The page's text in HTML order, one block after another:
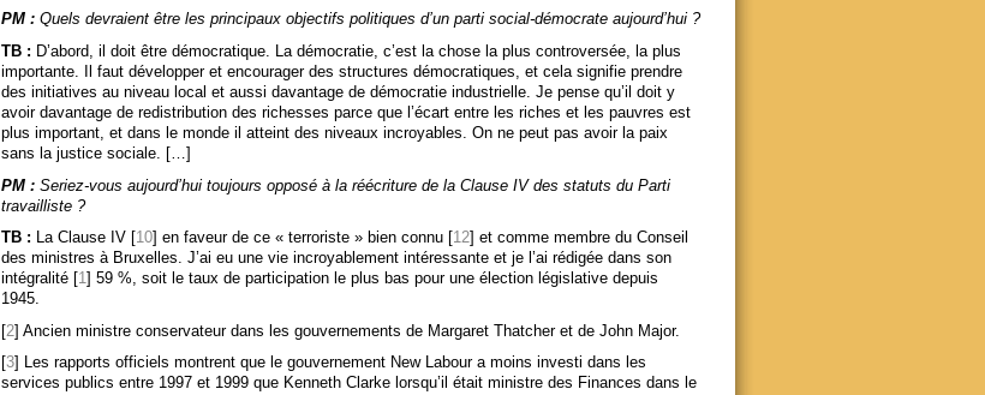
PM :Quels devraient être les principaux objectifs politiques d’un parti social-démocrate aujourd’hui ?
TB : D’abord, il doit être démocratique. La démocratie, c’est la chose la plus controversée, la plus
importante. Il faut développer et encourager des structures démocratiques, et cela signifie prendre
des initiatives au niveau local et aussi davantage de démocratie industrielle. Je pense qu’il doit y
avoir davantage de redistribution des richesses parce que l’écart entre les riches et les pauvres est
plus important, et dans le monde il atteint des niveaux incroyables. On ne peut pas avoir la paix
sans la justice sociale. […]
PM :Seriez-vous aujourd’hui toujours opposé à la réécriture de la Clause IV des statuts du Parti
travailliste ?
TB : La Clause IV [10] en faveur de ce « terroriste » bien connu [12] et comme membre du Conseil
des ministres à Bruxelles. J’ai eu une vie incroyablement intéressante et je l’ai rédigée dans son
intégralité [1] 59 %, soit le taux de participation le plus bas pour une élection législative depuis
1945.
[2] Ancien ministre conservateur dans les gouvernements de Margaret Thatcher et de John Major.
[3] Les rapports officiels montrent que le gouvernement New Labour a moins investi dans les
services publics entre 1997 et 1999 que Kenneth Clarke lorsqu’il était ministre des Finances dans le